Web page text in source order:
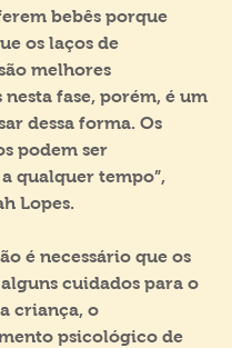
bebês porque
os laços de
melhores
fase, porém, é um
dessa forma. Os
podem ser
qualquer tempo”,
Lopes.
é necessário que os
cuidados para o
criança, o
psicológico de